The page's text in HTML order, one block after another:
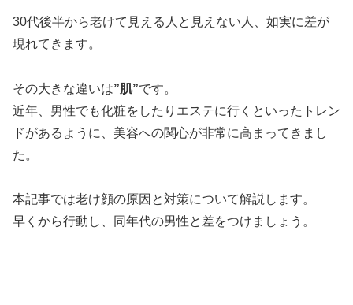
30代後半から老けて見える人と見えない人、如実に差が
現れてきます。
その大きな違いは”肌”です。
近年、男性でも化粧をしたりエステに行くといったトレン
ドがあるように、美容への関心が非常に高まってきまし
た。
本記事では老け顔の原因と対策について解説します。
早くから行動し、同年代の男性と差をつけましょう。